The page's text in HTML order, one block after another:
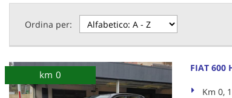
Ordina per:
km 0
FIAT 600
Km 0,